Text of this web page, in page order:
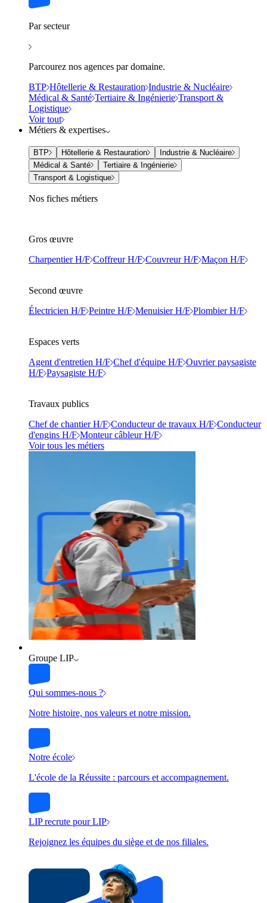
Par secteur
Parcourez nos agences par domaine.
BTP Hôtellerie & Restauration Industrie & Nucléaire
Médical & Santé Tertiaire & Ingénierie Transport &
Logistique
Voir tout
Métiers & expertises
BTP Hôtellerie & Restauration
Industrie & Nucléaire
Médical & Santé
Tertiaire & Ingénierie
Transport & Logistique
Nos fiches métiers
Gros œuvre
Charpentier H/F Coffreur H/F Couvreur H/F Maçon H/F
Second œuvre
Électricien H/F Peintre H/F Menuisier H/F Plombier H/F
Espaces verts
Agent d'entretien H/F Chef d'équipe H/F Ouvrier paysagiste
H/F Paysagiste H/F
Travaux publics
Chef de chantier H/F Conducteur de travaux H/F Conducteur
d'engins H/F Monteur câbleur H/F
Voir tous les métiers
Groupe LIP
Qui sommes-nous ?
Notre histoire, nos valeurs et notre mission.
Notre école
L'école de la Réussite : parcours et accompagnement.
LIP recrute pour LIP
Rejoignez les équipes du siège et de nos filiales.